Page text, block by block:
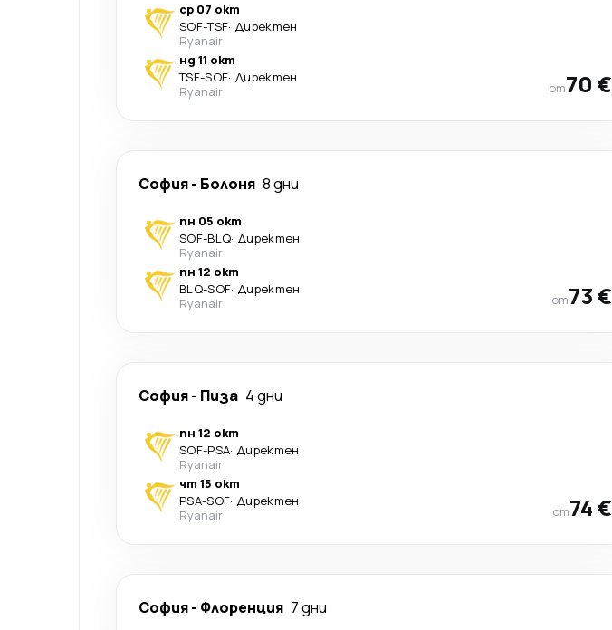
ср 07 окт
SOF-TSF· Директен
Ryanair
нд 11 окт
TSF-SOF· Директен
Ryanair
от70 €
София- Болоня 8 дни
пн 05 окт
SOF-BLQ· Директен
Ryanair
пн 12 окт
BLQ-SOF· Директен
Ryanair
от73 €
София- Пиза 4 дни
пн 12 окт
SOF-PSA· Директен
Ryanair
чт 15 окт
PSA-SOF· Директен
Ryanair
от74 €
София- Флоренция 7 дни